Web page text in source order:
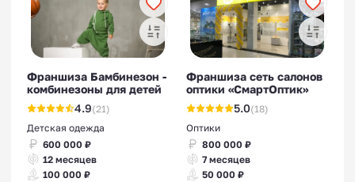
Франшиза Бамбинезон -
комбинезоны для детей
4.9(21)
Детская одежда
600 000 ₽
12 месяцев
100 000 ₽
Франшиза сеть салонов
оптики «СмартОптик»
5.0(18)
Оптики
800 000 ₽
7 месяцев
50 000 ₽